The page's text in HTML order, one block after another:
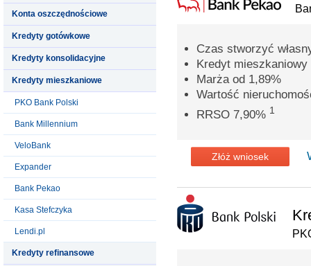
Konta oszczędnościowe
Kredyty gotówkowe
Kredyty konsolidacyjne
Kredyty mieszkaniowe
PKO Bank Polski
Bank Millennium
VeloBank
Expander
Bank Pekao
Kasa Stefczyka
Lendi.pl
Kredyty refinansowe
Czas stworzyć
Kredyt
Marża od 1,89%
Wartość
RRSO 7,90% 1
Złóż wniosek